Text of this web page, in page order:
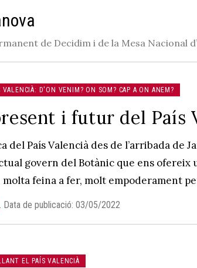
de Decidim i de la Mesa Nacional
VALENCIÀ: D'ON VENIM? ON SOM? CAP A ON ANEM?
i futur del País
del País Valencià des de l’arribada de
govern del Botànic que ens
feina a fer, molt empoderament
. Data de publicació: 03/05/2022
EL PAÍS VALENCIÀ